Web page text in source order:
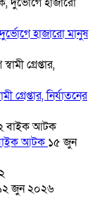
হাজারো মানুষ
গ্রেপ্তার, নির্যাতনের
আটক ১৫ জুন
জুন ২০২৬